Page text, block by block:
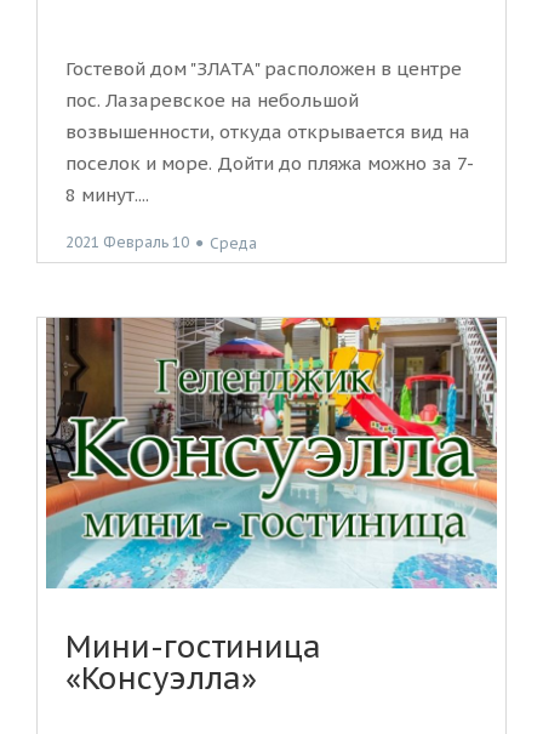
Гостевой дом "ЗЛАТА" расположен в центре
пос. Лазаревское на небольшой
возвышенности, откуда открывается вид на
поселок и море. Дойти до пляжа можно за 7-
8 минут....
2021 Февраль 10 ● Среда
Мини-гостиница
«Консуэлла»